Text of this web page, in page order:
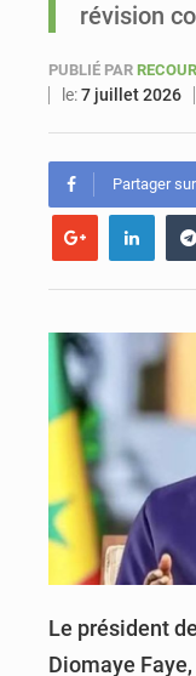
révision
PUBLIÉ PAR
le:7 juillet 2026
Partager
Le président
Diomaye